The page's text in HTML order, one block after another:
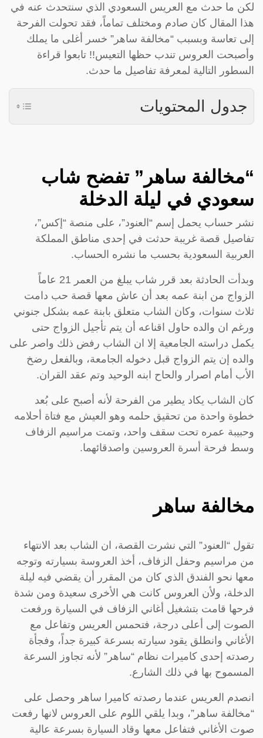
لكن ما حدث مع العريس السعودي الذي سنتحدث عنه في
هذا المقال كان صادم ومختلف تماماً، فقد تحولت الفرحة
إلى تعاسة وبسبب “مخالفة ساهر” خسر أغلى ما يملك
وأصبحت العروس تندب حظها التعيس!! تابعوا قراءة
السطور التالية لمعرفة تفاصيل ما حدث.
جدول المحتويات
“مخالفة ساهر” تفضح شاب
سعودي في ليلة الدخلة
نشر حساب يحمل إسم “العنود”، على منصة “إكس”،
تفاصيل قصة غريبة حدثت في إحدى مناطق المملكة
العربية السعودية بحسب ما نشره الحساب.
وبدأت الحادثة بعد قرر شاب يبلغ من العمر 21 عاماً
الزواج من ابنة عمه بعد أن عاش معها قصة حب دامت
ثلاث سنوات، وكان الشاب متعلق بابنة عمه بشكل جنوني
ورغم ان والده حاول اقناعه أن يتم تأجيل الزواج حتى
يكمل دراسته الجامعية إلا ان الشاب رفض ذلك واصر على
والده إن يتم الزواج قبل دخوله الجامعة، وبالفعل رضخ
الأب أمام اصرار والحاح ابنه الوحيد وتم عقد القران.
كان الشاب يكاد يطير من الفرحة لأنه أصبح على بُعد
خطوة واحدة من تحقيق حلمه وهو العيش مع فتاة أحلامه
وحبيبة عمره تحت سقف واحد، وتمت مراسيم الزفاف
وسط فرحة أسرة العروسين واصدقائهما.
مخالفة ساهر
تقول “العنود” التي نشرت القصة، ان الشاب بعد الانتهاء
من مراسيم وحفل الزفاف، أخذ العروسة بسيارته وتوجه
معها نحو الفندق الذي كان من المقرر أن يقضي فيه ليلة
الدخلة، ولأن العروس كانت هي الأخرى سعيدة ومن شدة
فرحها قامت بتشغيل أغاني الزفاف في السيارة ورفعت
الصوت إلى أعلى درجة، فتحمس العريس وتفاعل مع
الأغاني وانطلق يقود سيارته بسرعة كبيرة جداً، وفجأة
رصدته إحدى كاميرات نظام “ساهر” لأنه تجاوز السرعة
المسموح بها في ذلك الشارع.
انصدم العريس عندما رصدته كاميرا ساهر وحصل على
“مخالفة ساهر”، وبدا يلقي اللوم على العروس لانها رفعت
صوت الأغاني فتفاعل معها وقاد السيارة بسرعة عالية